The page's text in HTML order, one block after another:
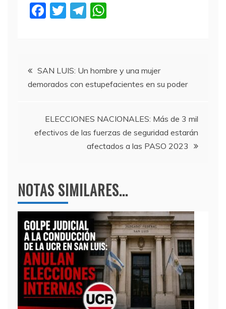
F
b
o
k
T
T
a
m
A
p
Navegación
de
entradas
SAN LUIS: Un hombre y una mujer
demorados con estupefacientes en su poder
ELECCIONES NACIONALES: Más de 3 mil
efectivos de las fuerzas de seguridad estarán
afectados a las PASO 2023
NOTAS SIMILARES...